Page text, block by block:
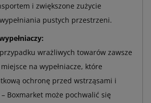
i zwiększone zużycie
pustych przestrzeni.
wrażliwych towarów zawsze
na wypełniacze, które
ochronę przed wstrząsami i
Boxmarket może pochwalić się